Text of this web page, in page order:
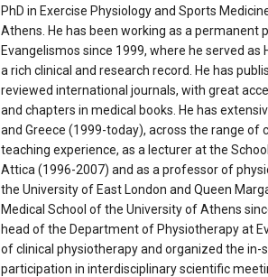
PhD in Exercise Physiology and Sports
Athens. He has been working as a
Evangelismos since 1999, where he served
a rich clinical and research record. He has
reviewed international journals, with great
and chapters in medical books. He has
and Greece (1999-today), across the range of
teaching experience, as a lecturer at the
Attica (1996-2007) and as a professor of
the University of East London and Queen
Medical School of the University of Athens
head of the Department of Physiotherapy at
of clinical physiotherapy and organized the
participation in interdisciplinary scientific